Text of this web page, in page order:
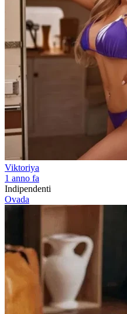
Viktoriya
1 anno fa
Indipendenti
Ovada